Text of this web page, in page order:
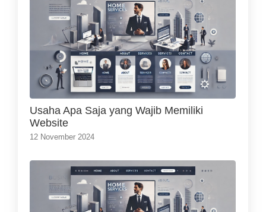
Usaha Apa Saja yang Wajib Memiliki
Website
12 November 2024